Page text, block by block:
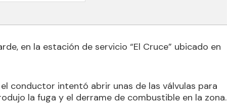
en la estación de servicio “El Cruce” ubicado en
conductor intentó abrir unas de las válvulas para
la fuga y el derrame de combustible en la zona.